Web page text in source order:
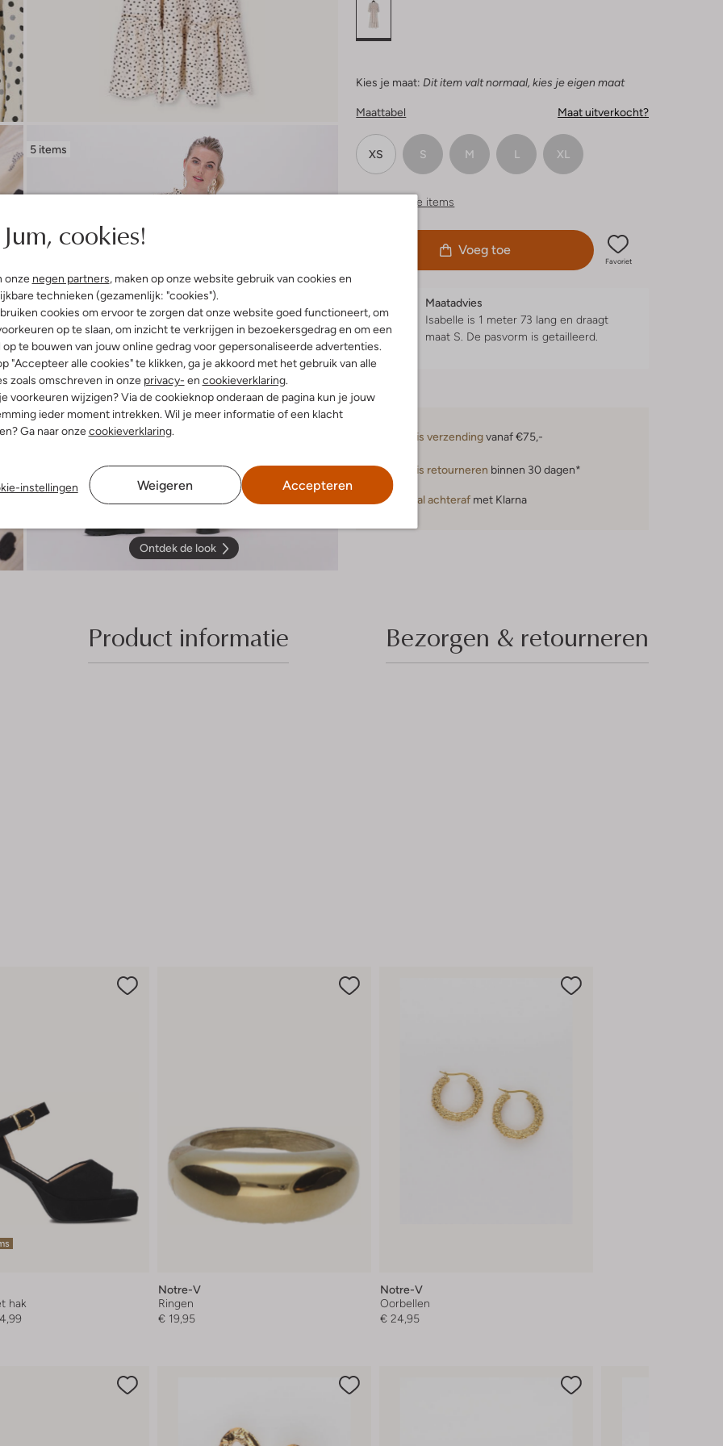
Jum, cookies!
onze negen partners, maken op onze website gebruik van cookies en
technieken (gezamenlijk: "cookies").
cookies om ervoor te zorgen dat onze website goed functioneert, om
op te slaan, om inzicht te verkrijgen in bezoekersgedrag en om een
op te bouwen van jouw online gedrag voor gepersonaliseerde advertenties.
"Accepteer alle cookies" te klikken, ga je akkoord met het gebruik van alle
zoals omschreven in onze privacy- en cookieverklaring.
voorkeuren wijzigen? Via de cookieknop onderaan de pagina kun je jouw
ieder moment intrekken. Wil je meer informatie of een klacht
Ga naar onzecookieverklaring.
instellingen Weigeren Accepteren
5 items
Ontdek de look
Kies je maat: Dit item valt normaal, kies je eigen maat
Maattabel Maat uitverkocht?
XS S M L XL
Vergelijkbare items
Voeg toe
Favoriet
Maatadvies
Isabelle is 1 meter 73 lang en draagt
maat S. De pasvorm isgetailleerd.
Gratis verzendingvanaf €75,-
Gratis retourneren binnen 30 dagen*
Betaal achteraf met Klarna
Product informatie Bezorgen & retourneren
hak
Notre-V
Ringen
€ 19,95
Notre-V
Oorbellen
€ 24,95